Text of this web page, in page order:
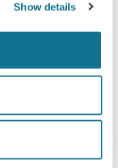
Show details